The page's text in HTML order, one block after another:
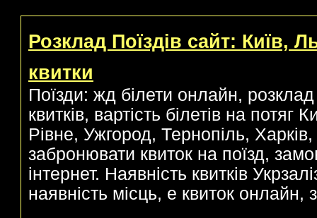
Розклад Поїздів сайт: Київ,
квитки
Поїзди: жд білети онлайн, розклад
квитків, вартість білетів на потяг
Рівне, Ужгород, Тернопіль,
забронювати квиток на поїзд,
інтернет. Наявність квитків
наявність місць, е квиток онлайн,